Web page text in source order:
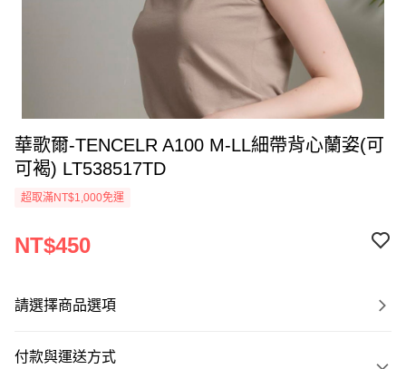
華歌爾-TENCELR A100 M-LL細帶背心蘭姿(可
可褐) LT538517TD
超取滿NT$1,000免運
NT$450
請選擇商品選項
付款與運送方式